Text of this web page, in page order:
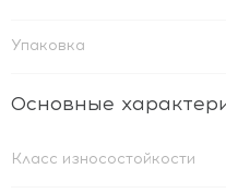
Упаковка
Основные
Класс износостойкости